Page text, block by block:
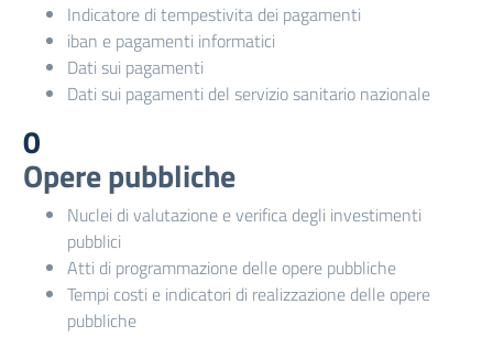
Indicatore di tempestivita dei pagamenti
iban e pagamenti informatici
Dati sui pagamenti
Dati sui pagamenti del servizio sanitario nazionale
0
Opere pubbliche
Nuclei di valutazione e verifica degli investimenti
pubblici
Atti di programmazione delle opere pubbliche
Tempi costi e indicatori di realizzazione delle opere
pubbliche